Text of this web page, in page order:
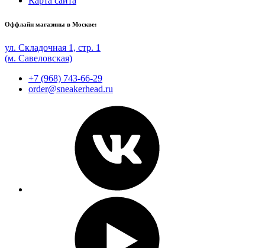
Оффлайн магазины в Москве:
ул. Складочная 1, стр. 1
(м. Савеловская)
+7 (968) 743-66-29
order@sneakerhead.ru